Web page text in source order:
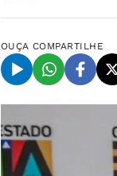
OUÇA COMPARTILHE